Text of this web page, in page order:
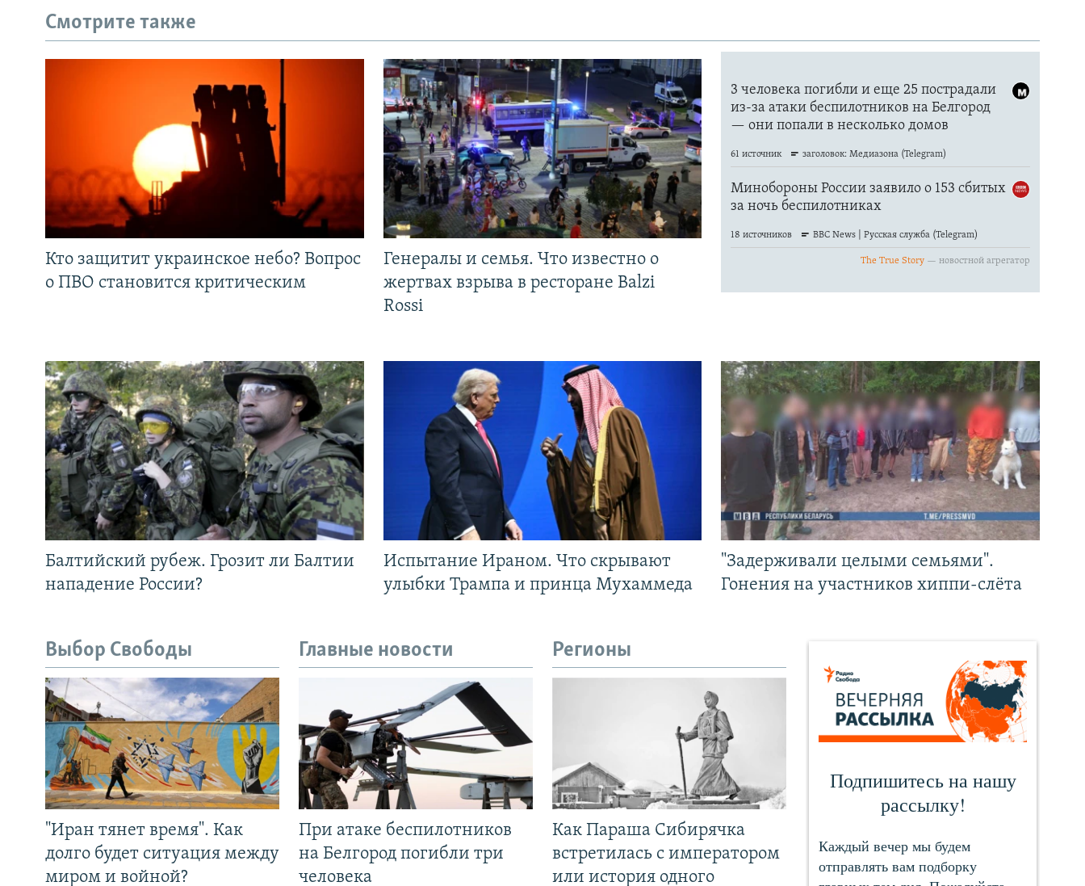
Смотрите также
Кто защитит украинское небо? Вопрос
о ПВО становится критическим
Генералы и семья. Что известно о
жертвах взрыва в ресторане Balzi
Rossi
Балтийский рубеж. Грозит ли Балтии
нападение России?
Испытание Ираном. Что скрывают
улыбки Трампа и принца Мухаммеда
"Задерживали целыми семьями".
Гонения на участников хиппи-слёта
Выбор Свободы
"Иран тянет время". Как
долго будет ситуация между
миром и войной?
Главные новости
При атаке беспилотников
на Белгород погибли три
человека
Регионы
Как Параша Сибирячка
встретилась с императором
или история одного